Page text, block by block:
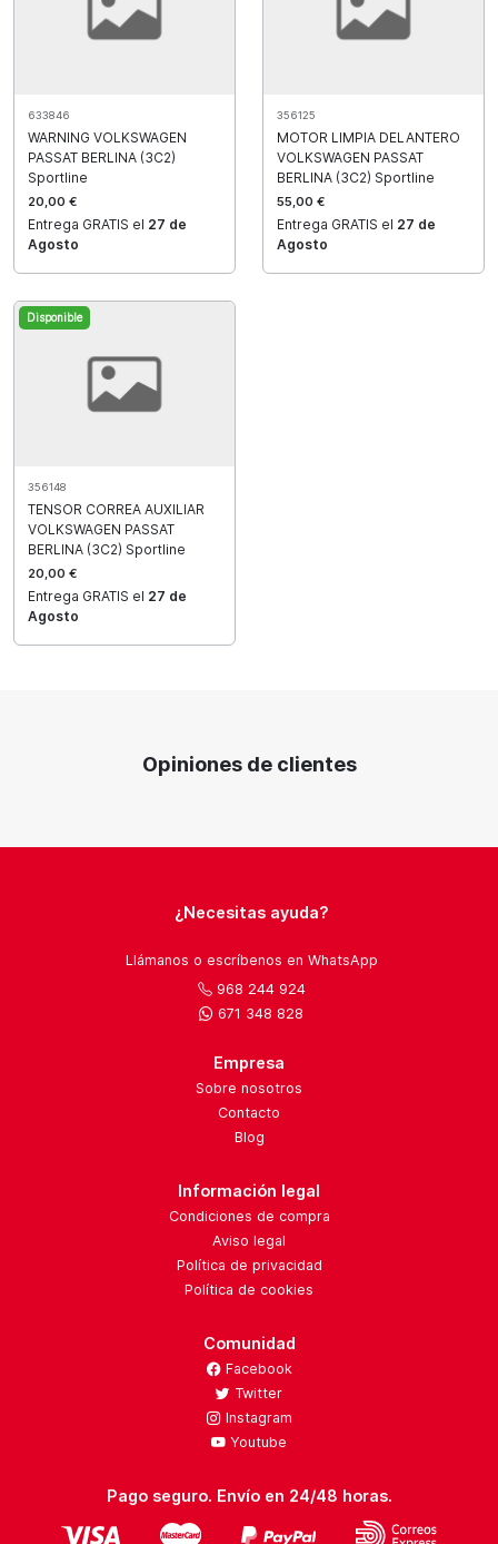
633846
WARNING VOLKSWAGEN
PASSAT BERLINA (3C2)
Sportline
20,00 €
Entrega GRATIS el 27 de
Agosto
356125
MOTOR LIMPIA DELANTERO
VOLKSWAGEN PASSAT
BERLINA (3C2) Sportline
55,00 €
Entrega GRATIS el 27 de
Agosto
Disponible
356148
TENSOR CORREA AUXILIAR
VOLKSWAGEN PASSAT
BERLINA (3C2) Sportline
20,00 €
Entrega GRATIS el 27 de
Agosto
Opiniones de clientes
¿Necesitas ayuda?
Llámanos o escríbenos en WhatsApp
968 244 924
671 348 828
Empresa
Sobre nosotros
Contacto
Blog
Información legal
Condiciones de compra
Aviso legal
Política de privacidad
Política de cookies
Comunidad
Facebook
Twitter
Instagram
Youtube
Pago seguro. Envío en 24/48 horas.